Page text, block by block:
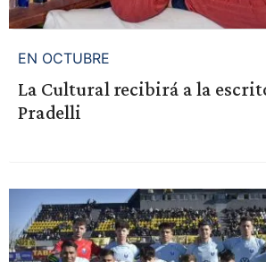
EN OCTUBRE
La Cultural recibirá a la
Pradelli